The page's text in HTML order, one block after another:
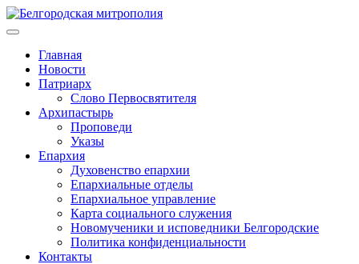
Главная
Новости
Патриарх
Слово Первосвятителя
Архипастырь
Проповеди
Указы
Епархия
Духовенство епархии
Епархиальные отделы
Епархиальное управление
Карта социального служения
Новомученики и исповедники Белгородские
Политика конфиденциальности
Контакты